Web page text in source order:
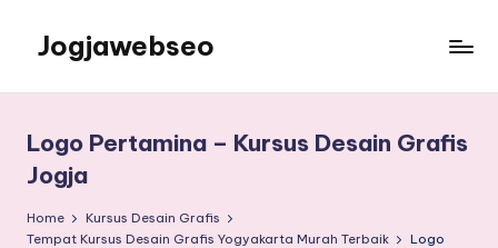
Jogjawebseo
Logo Pertamina – Kursus Desain Grafis
Jogja
Home
Kursus Desain Grafis
Tempat Kursus Desain Grafis Yogyakarta Murah Terbaik
Logo